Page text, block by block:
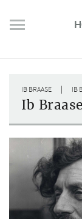
content
IB BRAASE | IB
Ib